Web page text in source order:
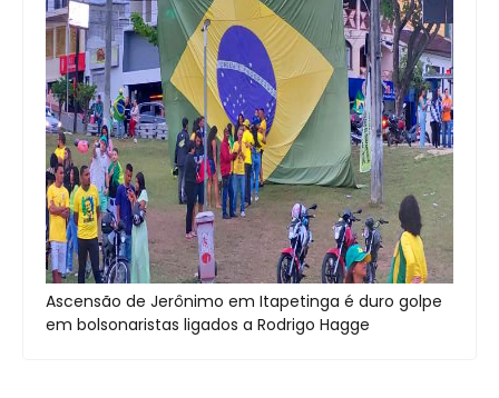
Ascensão de Jerônimo em Itapetinga é duro golpe
em bolsonaristas ligados a Rodrigo Hagge